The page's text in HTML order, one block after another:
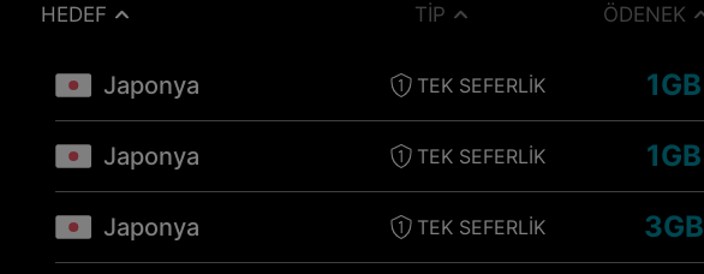
HEDEF TIP ÖDENEK
Japonya TEK SEFERLIK 1GB
Japonya TEK SEFERLIK 1GB
Japonya TEK SEFERLIK 3GB